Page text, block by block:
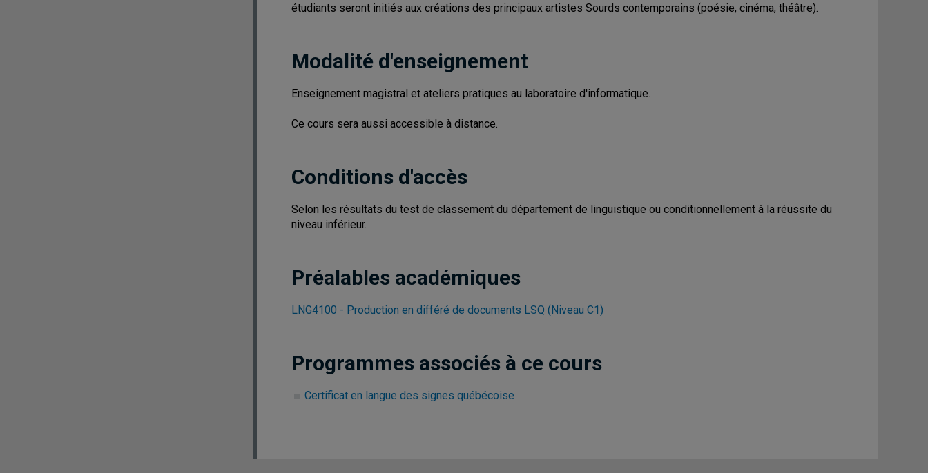
étudiants seront initiés aux créations des principaux artistes Sourds contemporains (poésie, cinéma, théâtre).
Modalité d'enseignement
Enseignement magistral et ateliers pratiques au laboratoire d'informatique.
Ce cours sera aussi accessible à distance.
Conditions d'accès
Selon les résultats du test de classement du département de linguistique ou conditionnellement à la réussite du
niveau inférieur.
Préalables académiques
LNG4100 - Production en différé de documents LSQ (Niveau C1)
Programmes associés à ce cours
Certificat en langue des signes québécoise